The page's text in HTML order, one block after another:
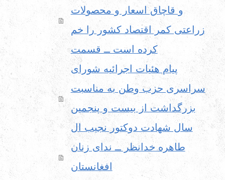
و قاچاق اسعار و محصولات
زراعتی کمر اقتصاد کشور را خم
کرده است ــ قسمت
پیام هئیات اجرائیه شورای
سراسری حزب وطن به مناسبت
بزرگداشت از بیست و پنجمین
سال شهادت دوکتور نجیب ال
طاهره خدانظر ــ ندای زنان
افغانستان